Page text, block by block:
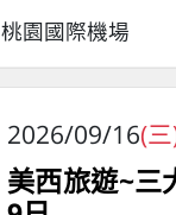
桃園國際機場
2026/09/16(
美西旅遊~三